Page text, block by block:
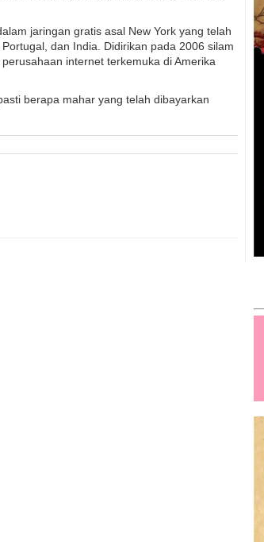
jaringan gratis asal New York yang telah
dan India. Didirikan pada 2006 silam
internet terkemuka di Amerika
berapa mahar yang telah dibayarkan